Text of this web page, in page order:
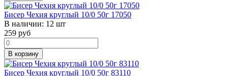
Бисер Чехия круглый 10/0 50г 17050
В наличии: 12 шт
259 руб
В корзину
Бисер Чехия круглый 10/0 50г 83110